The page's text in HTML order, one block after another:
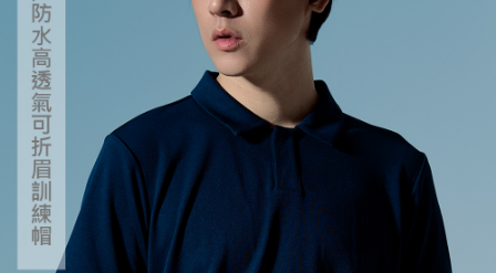
權轉讓予恩沛科技股份有限公司。
２．關於個人資料處理事宜，請瀏覽以下網址：
https://aftee.tw/terms/#terms3
３．未成年的使用者請事先徵得法定代理人或監護人之同意方可使用
「AFTEE先享後付」，若未經同意申辦者引起之損失，本公司不負相關責
任。
４．使用「AFTEE先享後付」時，將依據個別帳號之用戶狀況，依本公司即
時審查核予不同之上限額度；若仍有額度不足之情形，本公司將視審查結果
請求用戶進行身份認證。
５．嚴禁一人註冊多個帳號或使用他人資訊註冊。若發現惡意使用之情形，
恩沛科技股份有限公司將有權停止該用戶之使用額度並採取法律行動。
每筆NT$130，滿NT$3,000(含以上)免運費